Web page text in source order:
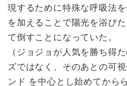
現するために特殊な呼吸法
を加えることで陽光を浴び
て倒すことになっていた。
（ジョジョが人気を勝ち得
ズではなく、そのあとの可
ンド を中心とし始めてから